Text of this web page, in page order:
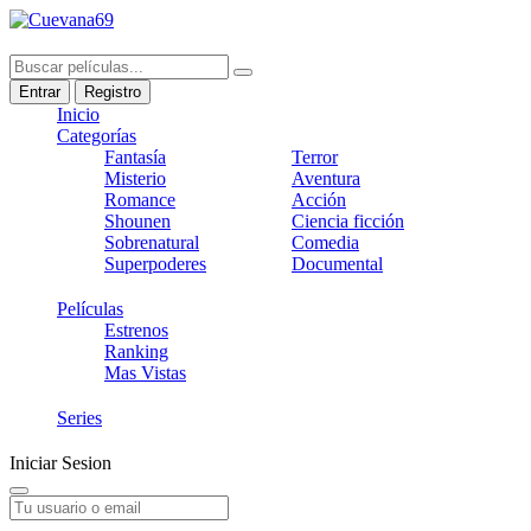
Entrar Registro
Inicio
Categorías
Fantasía
Misterio
Romance
Shounen
Sobrenatural
Superpoderes
Terror
Aventura
Acción
Ciencia ficción
Comedia
Documental
Películas
Estrenos
Ranking
Mas Vistas
Series
Iniciar Sesion